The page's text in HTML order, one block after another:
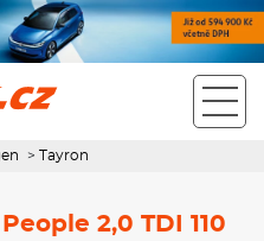
kW
> Tayron
2,0 TDI 110